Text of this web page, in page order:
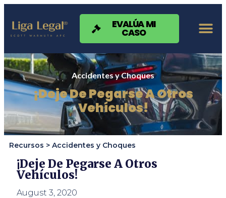
Nota:
sitio
web
sistema
de
accesibilidad.
EVALÚA MI
CASO
Accidentes y Choques
¡Deje De Pegarse A Otros
Vehículos!
Recursos > Accidentes y Choques
¡Deje De Pegarse A Otros
Vehículos!
August 3, 2020